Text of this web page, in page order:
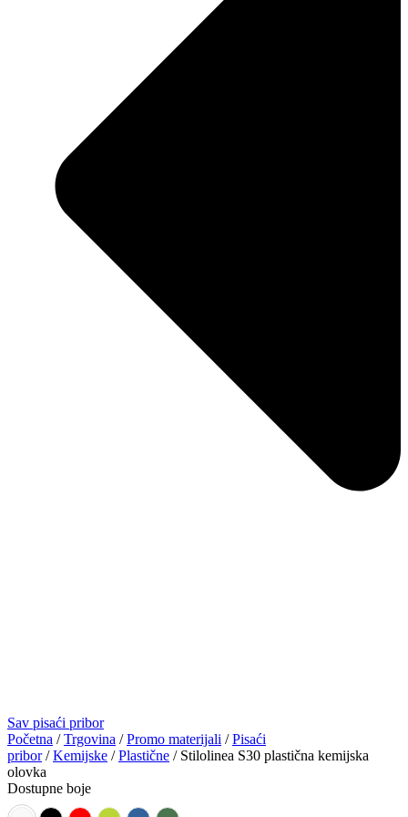
Sav pisaći pribor
Početna /Trgovina /Promo materijali /Pisaći
pribor/Kemijske /Plastične / Stilolinea S30 plastična kemijska
olovka
Dostupne boje